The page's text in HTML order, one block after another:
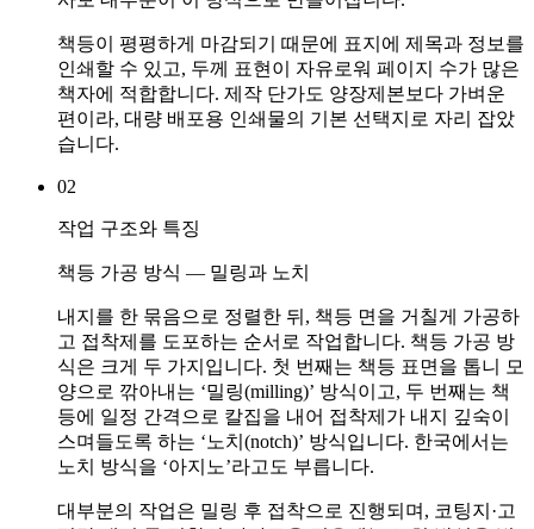
책등이 평평하게 마감되기 때문에 표지에 제목과 정보를
인쇄할 수 있고, 두께 표현이 자유로워 페이지 수가 많은
책자에 적합합니다. 제작 단가도 양장제본보다 가벼운
편이라, 대량 배포용 인쇄물의 기본 선택지로 자리 잡았
습니다.
02
작업 구조와 특징
책등 가공 방식 — 밀링과 노치
내지를 한 묶음으로 정렬한 뒤, 책등 면을 거칠게 가공하
고 접착제를 도포하는 순서로 작업합니다. 책등 가공 방
식은 크게 두 가지입니다. 첫 번째는 책등 표면을 톱니 모
양으로 깎아내는 ‘밀링(milling)’ 방식이고, 두 번째는 책
등에 일정 간격으로 칼집을 내어 접착제가 내지 깊숙이
스며들도록 하는 ‘노치(notch)’ 방식입니다. 한국에서는
노치 방식을 ‘아지노’라고도 부릅니다.
대부분의 작업은 밀링 후 접착으로 진행되며, 코팅지·고